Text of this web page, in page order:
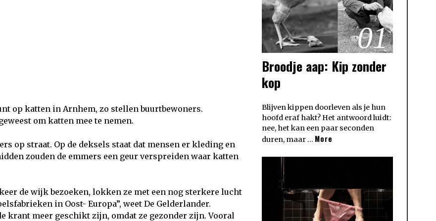
op katten in Arnhem, zo stellen buurtbewoners.
om katten mee te nemen.
op straat. Op de deksels staat dat mensen er kleding en
zouden de emmers een geur verspreiden waar katten
de wijk bezoeken, lokken ze met een nog sterkere lucht
in Oost- Europa”, weet De Gelderlander.
krant meer geschikt zijn, omdat ze gezonder zijn. Vooral
01
Broodje aap: Kip zonder
kop
Blijven kippen doorleven als je hun
hoofd eraf hakt? Het antwoord luidt:
nee, het kan een paar seconden
duren, maar … More